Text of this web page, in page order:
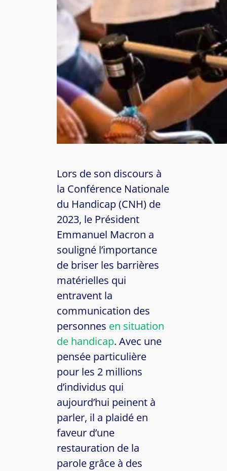
Lors de son discours à
la Conférence Nationale
du Handicap (CNH) de
2023, le Président
Emmanuel Macron a
souligné l’importance
de briser les barrières
matérielles qui
entravent la
communication des
personnes en situation
de handicap. Avec une
pensée particulière
pour les 2 millions
d’individus qui
aujourd’hui peinent à
parler, il a plaidé en
faveur d’une
restauration de la
parole grâce à des